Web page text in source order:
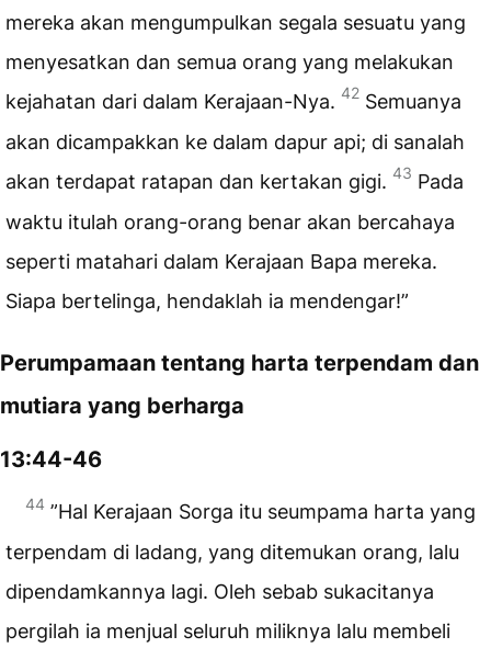
mereka akan mengumpulkan segala sesuatu yang
menyesatkan dan semua orang yang melakukan
kejahatan dari dalam Kerajaan-Nya. 42 Semuanya
akan dicampakkan ke dalam dapur api; di sanalah
akan terdapat ratapan dan kertakan gigi. 43 Pada
waktu itulah orang-orang benar akan bercahaya
seperti matahari dalam Kerajaan Bapa mereka.
Siapa bertelinga, hendaklah ia mendengar!”
Perumpamaan tentang harta terpendam dan
mutiara yang berharga
13:44-46
44 ”Hal Kerajaan Sorga itu seumpama harta yang
terpendam di ladang, yang ditemukan orang, lalu
dipendamkannya lagi. Oleh sebab sukacitanya
pergilah ia menjual seluruh miliknya lalu membeli